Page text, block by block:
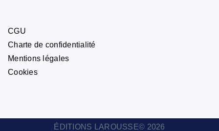
CGU
Charte de confidentialité
Mentions légales
Cookies
ÉDITIONS LAROUSSE© 2026